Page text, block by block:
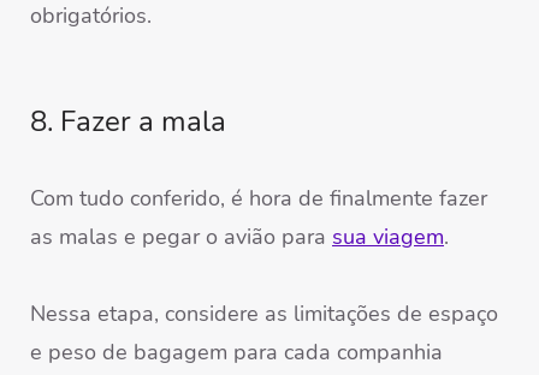
obrigatórios.
8. Fazer a mala
Com tudo conferido, é hora de finalmente fazer
as malas e pegar o avião para sua viagem.
Nessa etapa, considere as limitações de espaço
e peso de bagagem para cada companhia